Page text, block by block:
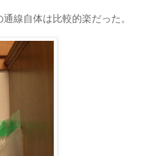
線自体は比較的楽だった。